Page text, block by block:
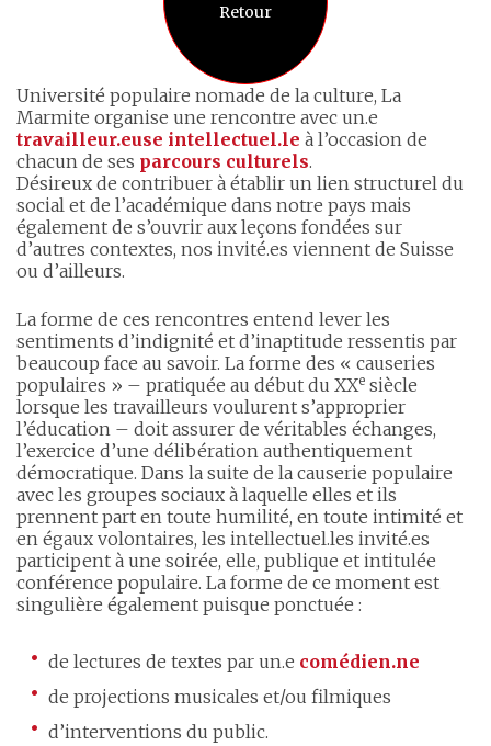
Retour
Université populaire nomade de la culture, La
Marmite organise une rencontre avec un.e
travailleur.euse intellectuel.le à l’occasion de
chacun de ses parcours culturels.
Désireux de contribuer à établir un lien structurel du
social et de l’académique dans notre pays mais
également de s’ouvrir aux leçons fondées sur
d’autres contextes, nos invité.es viennent de Suisse
ou d’ailleurs.
La forme de ces rencontres entend lever les
sentiments d’indignité et d’inaptitude ressentis par
beaucoup face au savoir. La forme des « causeries
populaires » – pratiquée au début du XXe siècle
lorsque les travailleurs voulurent s’approprier
l’éducation – doit assurer de véritables échanges,
l’exercice d’une délibération authentiquement
démocratique. Dans la suite de la causerie populaire
avec les groupes sociaux à laquelle elles et ils
prennent part en toute humilité, en toute intimité et
en égaux volontaires, les intellectuel.les invité.es
participent à une soirée, elle, publique et intitulée
conférence populaire. La forme de ce moment est
singulière également puisque ponctuée :
de lectures de textes par un.e comédien.ne
de projections musicales et/ou filmiques
d’interventions du public.